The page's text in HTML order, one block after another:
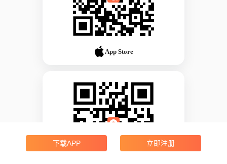
App Store
下载APP 立即注册